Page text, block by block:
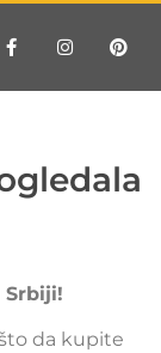
Srbiji!
da kupite